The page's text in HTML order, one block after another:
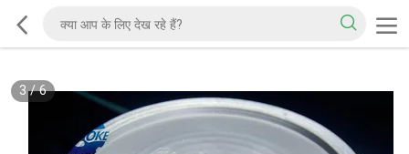
3/6